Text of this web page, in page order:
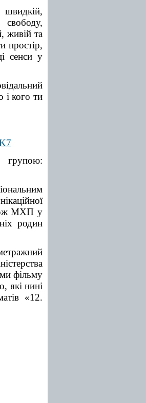
швидкій,
живій та
простір,
сенси у
і кого ти
МХП у
родин
фільму
які нині
«12.